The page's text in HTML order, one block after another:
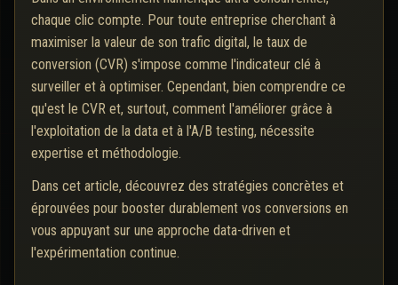
chaque clic compte. Pour toute entreprise cherchant à
maximiser la valeur de son trafic digital, le taux de
conversion (CVR) s'impose comme l'indicateur clé à
surveiller et à optimiser. Cependant, bien comprendre ce
qu'est le CVR et, surtout, comment l'améliorer grâce à
l'exploitation de la data et à l'A/B testing, nécessite
expertise et méthodologie.
Dans cet article, découvrez des stratégies concrètes et
éprouvées pour booster durablement vos conversions en
vous appuyant sur une approche data-driven et
l'expérimentation continue.